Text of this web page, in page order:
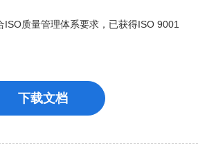
ISO质量管理体系要求，已获得ISO 9001
下载文档